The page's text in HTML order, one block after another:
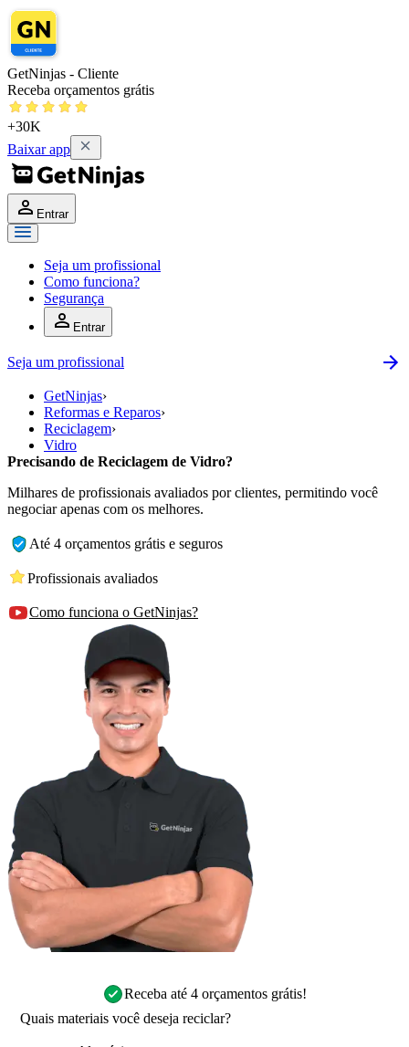
GetNinjas - Cliente
Receba orçamentos grátis
+30K
Baixar app
Entrar
Seja um profissional
Como funciona?
Segurança
Entrar
Seja um profissional
GetNinjas›
Reformas e Reparos›
Reciclagem›
Vidro
Precisando de Reciclagem de Vidro?
Milhares de profissionais avaliados por clientes, permitindo você
negociar apenas com os melhores.
Até 4 orçamentos grátis e seguros
Profissionais avaliados
Como funciona o GetNinjas?
Receba até 4 orçamentos grátis!
Quais materiais você deseja reciclar?